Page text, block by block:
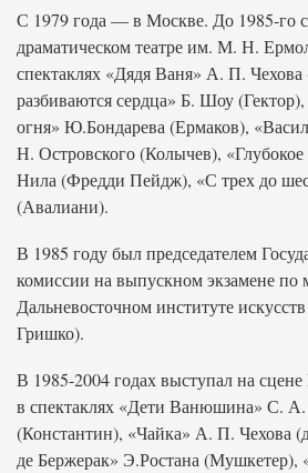
С 1979 года — в Москве. До 1985-го
драматическом театре им. М. Н.
спектаклях «Дядя Ваня» А. П.
разбиваются сердца» Б. Шоу
огня» Ю.Бондарева (Ермаков),
Н. Островского (Колычев),
Нила (Фредди Пейдж), «С трех до
(Авалиани).
В 1985 году был председателем
комиссии на выпускном экзамене по
Дальневосточном институте
Гришко).
В 1985-2004 годах выступал на
в спектаклях «Дети Ванюшина» С.
(Константин), «Чайка» А. П. Чехова
де Бержерак» Э.Ростана (Мушкетер),